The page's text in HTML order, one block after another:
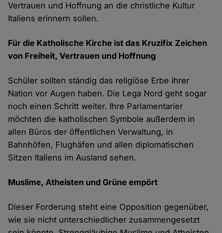
Vertrauen und Hoffnung an die christliche Kultur
Italiens erinnern sollen.
Für die Katholische Kirche ist das Kruzifix Zeichen
von Freiheit, Vertrauen und Hoffnung
Schüler sollten ständig das religiöse Erbe ihrer
Nation vor Augen haben. Die Lega Nord geht sogar
noch einen Schritt weiter. Ihre Parlamentarier
möchten die katholischen Symbole außerdem in
allen Büros der öffentlichen Verwaltung, in
Bahnhöfen, Flughäfen und allen diplomatischen
Sitzen Italiens im Ausland sehen.
Muslime, Atheisten und Grüne empört
Dieser Forderung steht eine Opposition gegenüber,
wie sie nicht unterschiedlicher zusammengesetzt